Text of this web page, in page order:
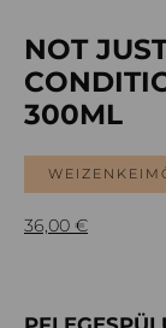
NOT
300ML
36,00 €